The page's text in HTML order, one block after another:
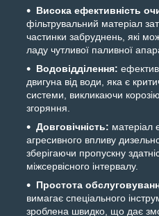
Висока ефективність
фільтрувальний матеріал
частинки забруднень, які
ладу чутливої паливної
Водовідділення:
двигуна від води, яка є
системи, викликаючи
згоряння.
Довговічність: матеріал
агресивного впливу
зберігаючи пропускну
міжсервісного інтервалу.
Простота
вимагає спеціального
зроблена швидко, що дає